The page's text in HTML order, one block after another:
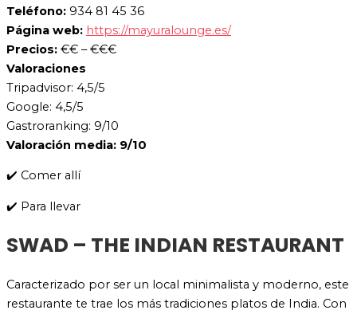
Teléfono: 934 81 45 36
Página web: https://mayuralounge.es/
Precios: €€ – €€€
Valoraciones
Tripadvisor: 4,5/5
Google: 4,5/5
Gastroranking: 9/10
Valoración media: 9/10
✔️ Comer allí
✔️ Para llevar
SWAD – THE INDIAN RESTAURANT
Caracterizado por ser un local minimalista y moderno, este
restaurante te trae los más tradiciones platos de India. Con